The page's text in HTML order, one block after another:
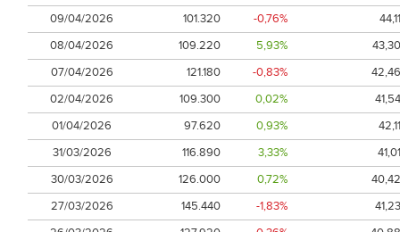
09/04/2026
101.320 -0,76%
44,11
08/04/2026
109.220 5,93%
43,30
07/04/2026
121.180 -0,83%
42,46
02/04/2026
109.300 0,02%
41,54
01/04/2026
97.620 0,93%
42,11
31/03/2026
116.890 3,33%
41,01
30/03/2026
126.000 0,72%
40,42
27/03/2026
145.440 -1,83%
41,23